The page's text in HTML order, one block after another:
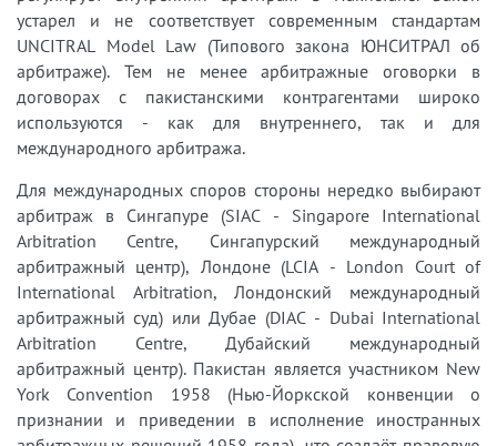
устарел и не соответствует современным стандартам
UNCITRAL Model Law (Типового закона ЮНСИТРАЛ об
арбитраже). Тем не менее арбитражные оговорки в
договорах с пакистанскими контрагентами широко
используются - как для внутреннего, так и для
международного арбитража.
Для международных споров стороны нередко выбирают
арбитраж в Сингапуре (SIAC - Singapore International
Arbitration Centre, Сингапурский международный
арбитражный центр), Лондоне (LCIA - London Court of
International Arbitration, Лондонский международный
арбитражный суд) или Дубае (DIAC - Dubai International
Arbitration Centre, Дубайский международный
арбитражный центр). Пакистан является участником New
York Convention 1958 (Нью-Йоркской конвенции о
признании и приведении в исполнение иностранных